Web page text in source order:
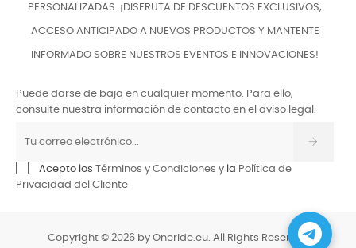
PERSONALIZADAS. ¡DISFRUTA DE DESCUENTOS EXCLUSIVOS,
ACCESO ANTICIPADO A NUEVOS PRODUCTOS Y MANTENTE
INFORMADO SOBRE NUESTROS EVENTOS E INNOVACIONES!
Puede darse de baja en cualquier momento. Para ello,
consulte nuestra información de contacto en el aviso legal.
Acepto los Términos y Condiciones y la Política de
Privacidad del Cliente
Copyright © 2026 by Oneride.eu. All Rights Reserved